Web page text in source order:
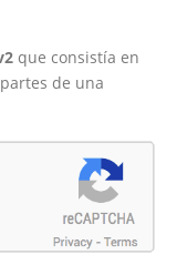
que consistía en
de una